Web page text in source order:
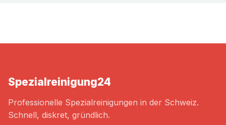
Spezialreinigung24
Professionelle Spezialreinigungen in der Schweiz.
Schnell, diskret, gründlich.